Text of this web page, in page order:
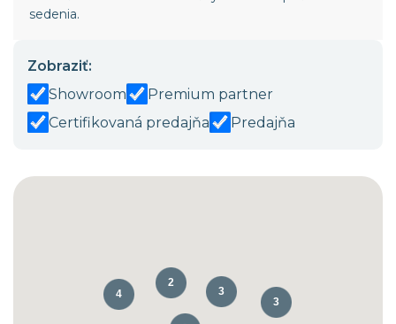
sedenia.
Zobraziť:
Showroom
Premium partner
Certifikovaná predajňa
Predajňa
4
3
2
3